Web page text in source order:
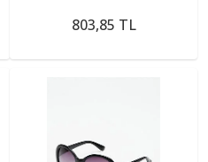
803,85 TL